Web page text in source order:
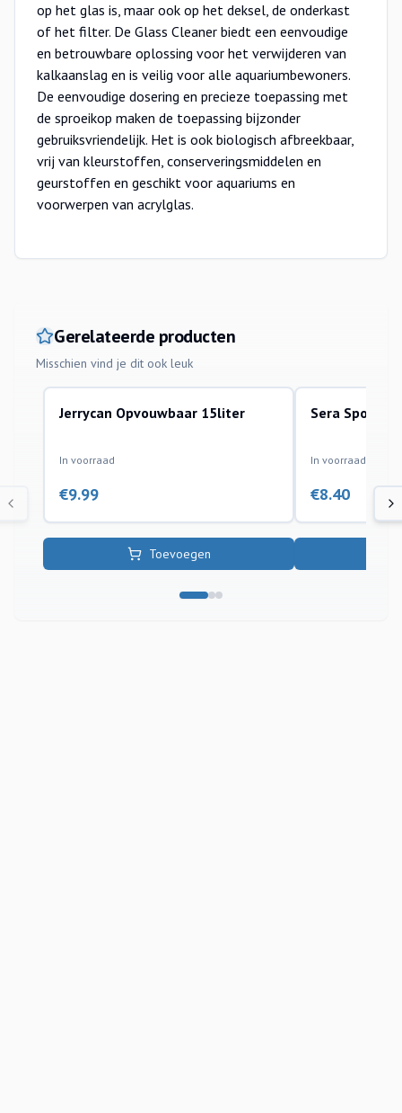
op het glas is, maar ook op het deksel, de onderkast
of het filter. De Glass Cleaner biedt een eenvoudige
en betrouwbare oplossing voor het verwijderen van
kalkaanslag en is veilig voor alle aquariumbewoners.
De eenvoudige dosering en precieze toepassing met
de sproeikop maken de toepassing bijzonder
gebruiksvriendelijk. Het is ook biologisch afbreekbaar,
vrij van kleurstoffen, conserveringsmiddelen en
geurstoffen en geschikt voor aquariums en
voorwerpen van acrylglas.
Gerelateerde producten
Misschien vind je dit ook leuk
overige
Jerrycan Opvouwbaar 15liter
In voorraad
€9.99
Toevoegen
reiniging van
Sera Sponge
In voorraad
€8.40